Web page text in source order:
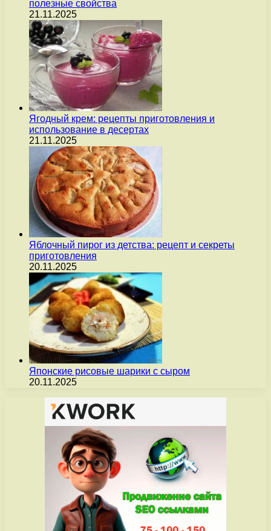
полезные свойства
21.11.2025
Ягодный крем: рецепты приготовления и
использование в десертах
21.11.2025
Яблочный пирог из детства: рецепт и секреты
приготовления
20.11.2025
Японские рисовые шарики с сыром
20.11.2025